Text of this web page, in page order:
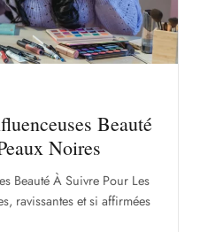
Beauté
Noires
Beauté À Suivre Pour Les
ravissantes et si affirmées